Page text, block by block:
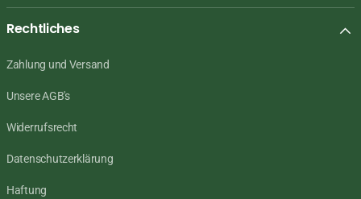
Rechtliches
Zahlung und Versand
Unsere AGB's
Widerrufsrecht
Datenschutzerklärung
Haftung